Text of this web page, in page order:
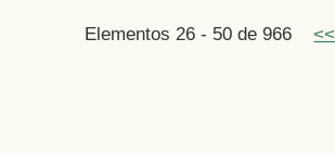
Elementos 26 - 50 de 966<<